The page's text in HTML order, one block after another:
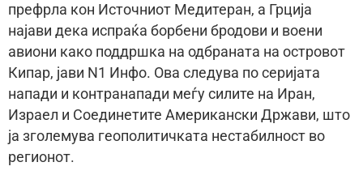
префрла кон Источниот Медитеран, а Грција
најави дека испраќа борбени бродови и воени
авиони како поддршка на одбраната на островот
Кипар, јави N1 Инфо. Ова следува по серијата
напади и контранапади меѓу силите на Иран,
Израел и Соединетите Американски Држави, што
ја зголемува геополитичката нестабилност во
регионот.